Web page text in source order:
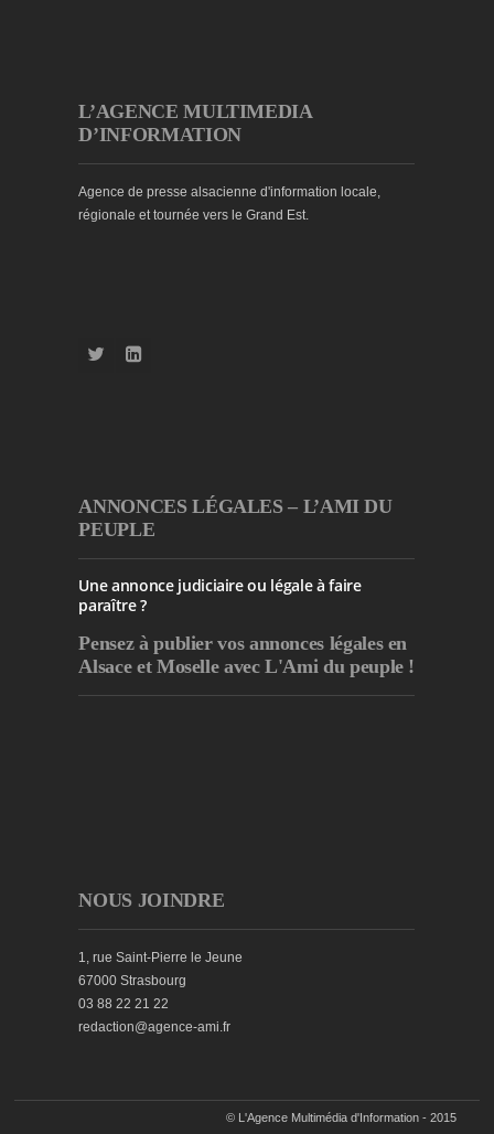
L’AGENCE MULTIMEDIA
D’INFORMATION
Agence de presse alsacienne d'information locale,
régionale et tournée vers le Grand Est.
ANNONCES LÉGALES – L’AMI DU
PEUPLE
Une annonce judiciaire ou légale à faire
paraître ?
Pensez à publiervos annonces légales en
Alsace et Moselle avec L'Ami du peuple !
NOUS JOINDRE
1, rue Saint-Pierre le Jeune
67000 Strasbourg
03 88 22 21 22
redaction@agence-ami.fr
© L'Agence Multimédia d'Information - 2015